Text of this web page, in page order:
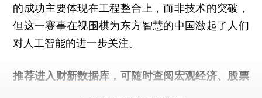
的成功主要体现在工程整合上，而非技术的突破，
但这一赛事在视围棋为东方智慧的中国激起了人们
对人工智能的进一步关注。
推荐进入 财新数据库 ，可随时查阅宏观经济、股票